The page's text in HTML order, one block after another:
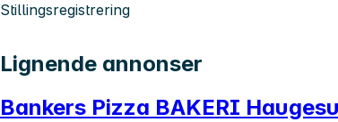
Stillingsregistrering
Lignende annonser
Bankers Pizza BAKERI